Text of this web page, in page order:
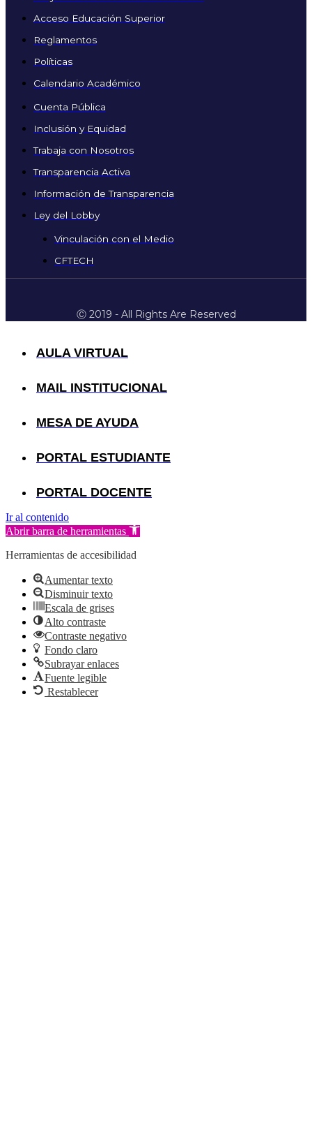
Acceso Educación Superior
Reglamentos
Políticas
Calendario Académico
Cuenta Pública
Inclusión y Equidad
Trabaja con Nosotros
Transparencia Activa
Información de Transparencia
Ley del Lobby
Vinculación con el Medio
CFTECH
Ⓒ 2019 - All Rights Are Reserved
AULA VIRTUAL
MAIL INSTITUCIONAL
MESA DE AYUDA
PORTAL ESTUDIANTE
PORTAL DOCENTE
Ir al contenido
Abrir barra de herramientas
Herramientas de accesibilidad
Aumentar texto
Disminuir texto
Escala de grises
Alto contraste
Contraste negativo
Fondo claro
Subrayar enlaces
Fuente legible
Restablecer